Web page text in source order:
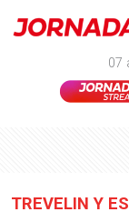
07
TREVELIN Y